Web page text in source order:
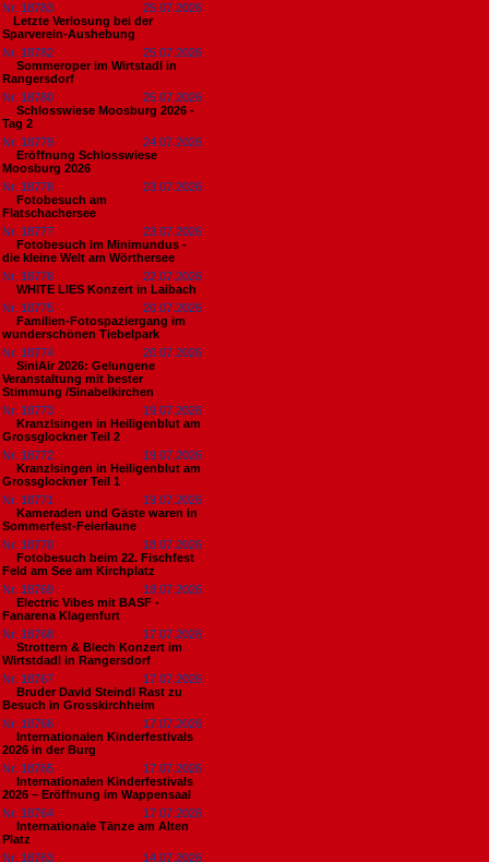
Nr. 18783
25.07.2026
​Letzte Verlosung bei der
Sparverein-Aushebung
Nr. 18782
25.07.2026
Sommeroper im Wirtstadl in
Rangersdorf
Nr. 18780
25.07.2026
Schlosswiese Moosburg 2026 -
Tag 2
Nr. 18779
24.07.2026
Eröffnung Schlosswiese
Moosburg 2026
Nr. 18778
23.07.2026
Fotobesuch am
Flatschachersee
Nr. 18777
23.07.2026
Fotobesuch im Minimundus -
die kleine Welt am Wörthersee
Nr. 18776
22.07.2026
WHITE LIES Konzert in Laibach
Nr. 18775
20.07.2026
Familien-Fotospaziergang im
wunderschönen Tiebelpark
Nr. 18774
20.07.2026
SiniAir 2026: Gelungene
Veranstaltung mit bester
Stimmung /Sinabelkirchen
Nr. 18773
19.07.2026
Kranzlsingen in Heiligenblut am
Grossglockner Teil 2
Nr. 18772
19.07.2026
Kranzlsingen in Heiligenblut am
Grossglockner Teil 1
Nr. 18771
19.07.2026
Kameraden und Gäste waren in
Sommerfest-Feierlaune
Nr. 18770
18.07.2026
Fotobesuch beim 22. Fischfest
Feld am See am Kirchplatz
Nr. 18769
18.07.2026
Electric Vibes mit BASF -
Fanarena Klagenfurt
Nr. 18768
17.07.2026
Strottern & Blech Konzert im
Wirtstdadl in Rangersdorf
Nr. 18767
17.07.2026
Bruder David Steindl Rast zu
Besuch in Grosskirchheim
Nr. 18766
17.07.2026
Internationalen Kinderfestivals
2026 in der Burg
Nr. 18765
17.07.2026
Internationalen Kinderfestivals
2026 – Eröffnung im Wappensaal
Nr. 18764
17.07.2026
Internationale Tänze am Alten
Platz
Nr. 18763
14.07.2026